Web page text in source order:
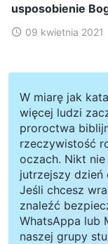
usposobienie
09 kwietnia 2021
W miarę jak
więcej ludzi
proroctwa
rzeczywistość
oczach. Nikt
jutrzejszy dzień
Jeśli chcesz
znaleźć
WhatsAppa lub
naszej grupy